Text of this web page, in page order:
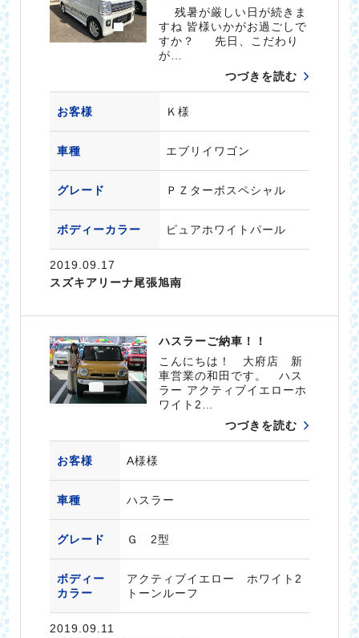
残暑が厳しい日が続きま
すね 皆様いかがお過ごしで
すか？ 先日、こだわり
が…
つづきを読む
お客様 Ｋ様
車種 エブリイワゴン
グレード ＰＺターボスペシャル
ボディーカラー ピュアホワイトパール
2019.09.17
スズキアリーナ尾張旭南
ハスラーご納車！！
こんにちは！ 大府店 新
車営業の和田です。 ハス
ラー アクティブイエローホ
ワイト2…
つづきを読む
お客様 A様様
車種 ハスラー
グレード Ｇ 2型
ボディー
カラー
アクティブイエロー ホワイト2
トーンルーフ
2019.09.11